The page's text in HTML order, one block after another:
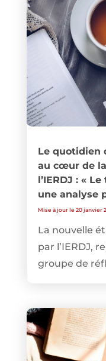
Le quotidien
au cœur de
l’IERDJ : «
une analyse
Mise à jour le 20 janvier
La nouvelle
par l’IERDJ,
groupe de